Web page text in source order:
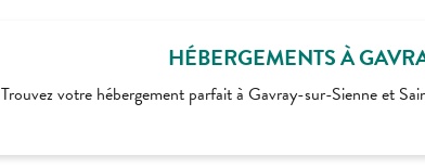
HÉBERGEMENTS À
Trouvez votre hébergement parfait à Gavray-sur-Sienne et